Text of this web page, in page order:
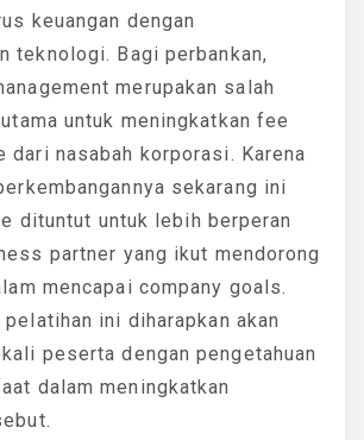
keuangan dengan
teknologi. Bagi perbankan,
merupakan salah
untuk meningkatkan fee
dari nasabah korporasi. Karena
sekarang ini
dituntut untuk lebih berperan
partner yang ikut mendorong
mencapai company goals.
pelatihan ini diharapkan akan
peserta dengan pengetahuan
dalam meningkatkan